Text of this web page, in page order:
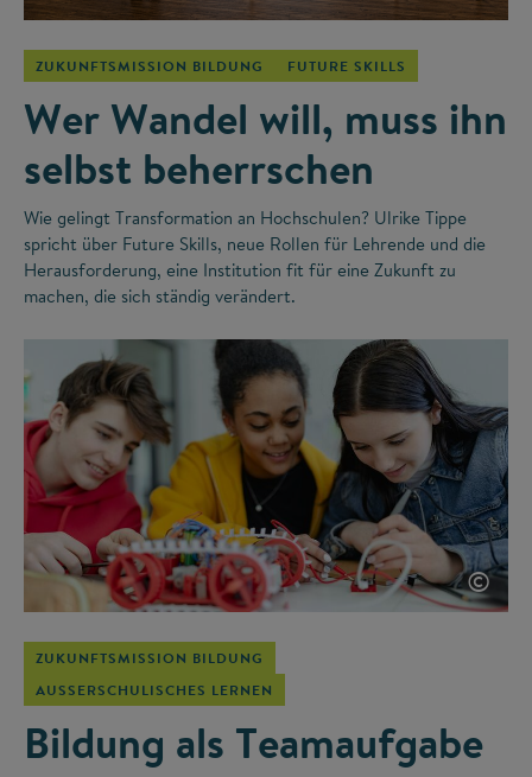
ZUKUNFTSMISSION BILDUNG FUTURE SKILLS
Wer Wandel will, muss ihn
selbst beherrschen
Wie gelingt Transformation an Hochschulen? Ulrike Tippe
spricht über Future Skills, neue Rollen für Lehrende und die
Herausforderung, eine Institution fit für eine Zukunft zu
machen, die sich ständig verändert.
©
ZUKUNFTSMISSION BILDUNG
AUSSERSCHULISCHES LERNEN
Bildung als Teamaufgabe